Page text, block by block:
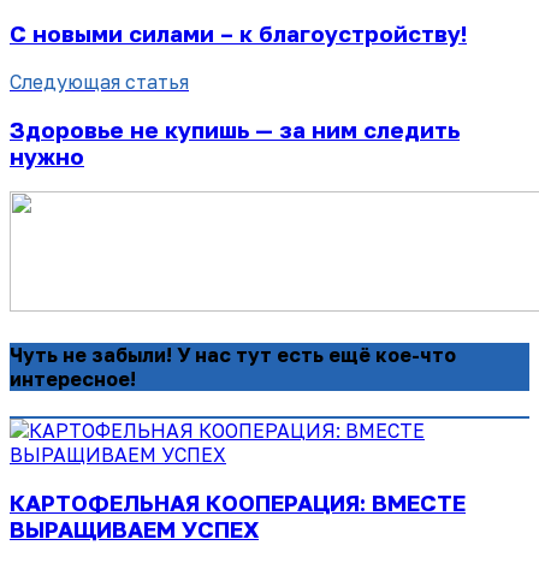
С новыми силами – к благоустройству!
Следующая статья
Здоровье не купишь — за ним следить
нужно
Чуть не забыли! У нас тут есть ещё кое-что
интересное!
КАРТОФЕЛЬНАЯ КООПЕРАЦИЯ: ВМЕСТЕ
ВЫРАЩИВАЕМ УСПЕХ